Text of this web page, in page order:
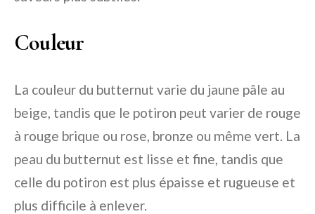
Couleur
La couleur du butternut varie du jaune pâle au
beige, tandis que le potiron peut varier de rouge
à rouge brique ou rose, bronze ou même vert. La
peau du butternut est lisse et fine, tandis que
celle du potiron est plus épaisse et rugueuse et
plus difficile à enlever.